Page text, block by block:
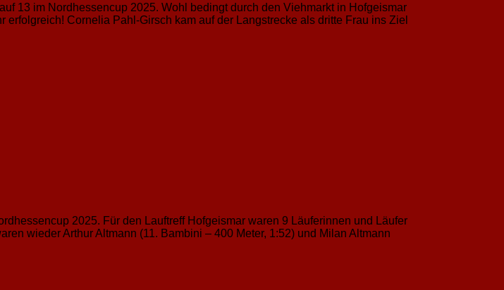
13 im Nordhessencup 2025. Wohl bedingt durch den Viehmarkt in Hofgeismar
Cornelia Pahl-Girsch kam auf der Langstrecke als dritte Frau ins Ziel
2025. Für den Lauftreff Hofgeismar waren 9 Läuferinnen und Läufer
wieder Arthur Altmann (11. Bambini – 400 Meter, 1:52) und Milan Altmann